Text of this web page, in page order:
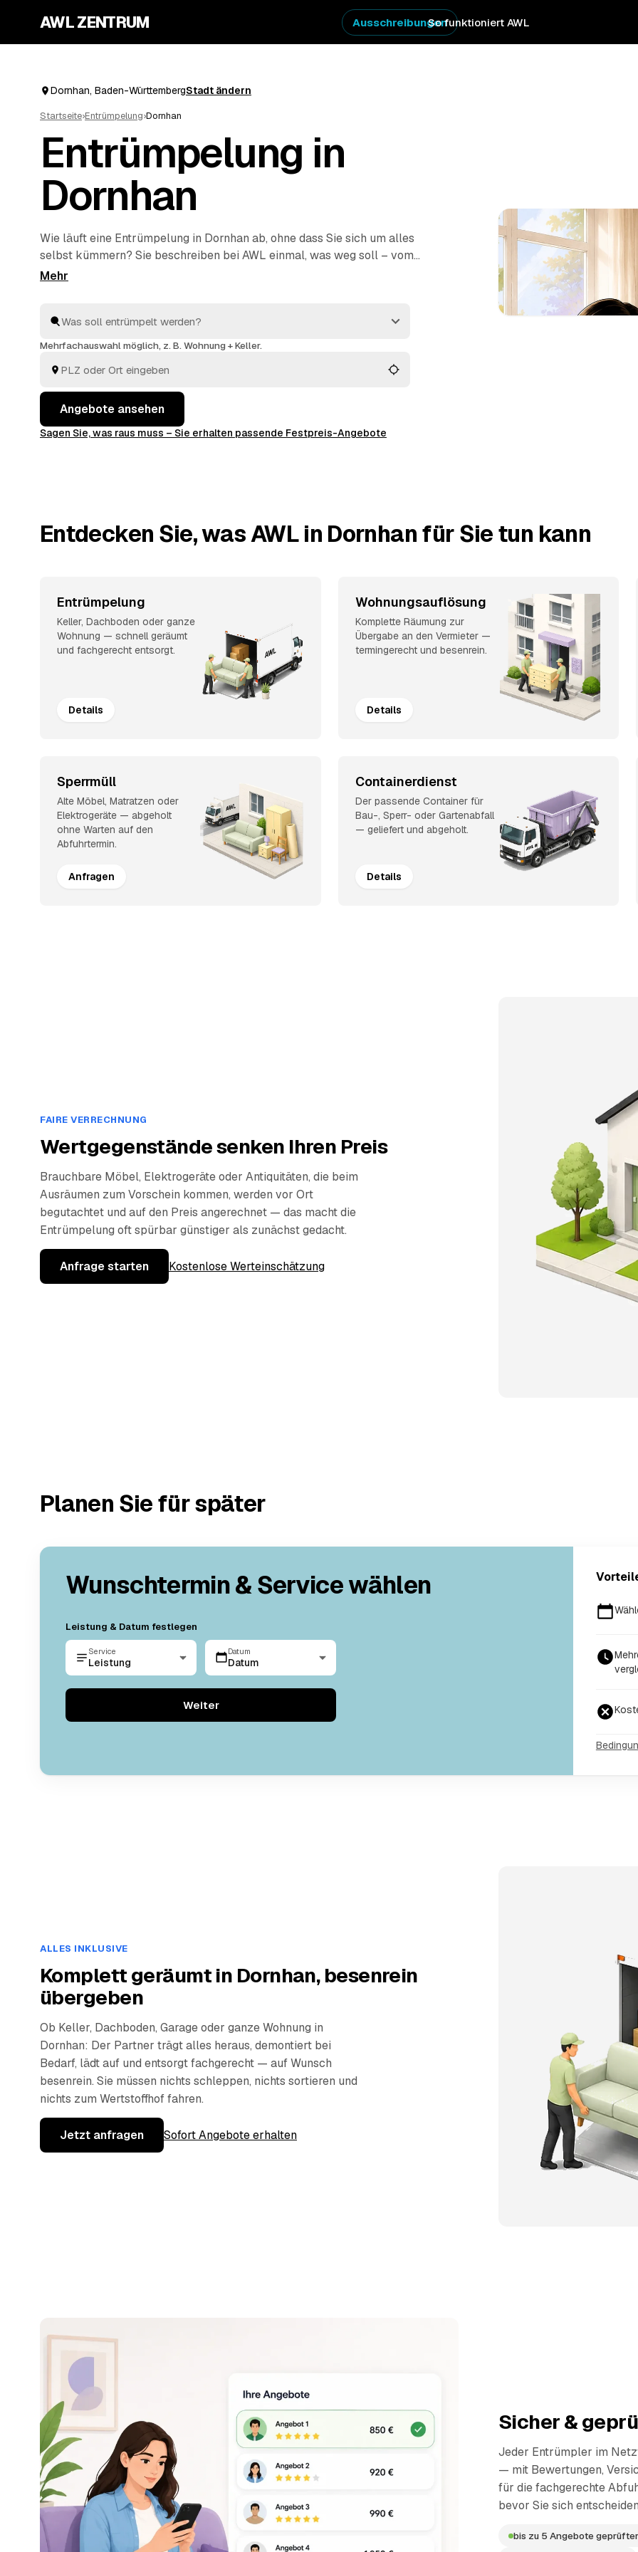
AWL ZENTRUM So funktioniert AWL
Ausschreibungen
Dornhan, Baden-WürttembergStadt ändern
Startseite›Entrümpelung›Dornhan
Entrümpelung in
Dornhan
Wie läuft eine Entrümpelung in Dornhan ab, ohne dass Sie sich um alles
selbst kümmern? Sie beschreiben bei AWL einmal, was weg soll – vom
einzelnen Keller bis zur kompletten
ausräumen, abtransportieren, fachgerecht entsorgen.
Mehrfachauswahl möglich, z. B. Wohnung + Keller.
Angebote ansehen
Sagen Sie, was raus muss – Sie erhalten passende Festpreis-Angebote
Entdecken Sie, was AWL in Dornhan für Sie tun kann
Entrümpelung
Keller, Dachboden oder ganze
Wohnung — schnell geräumt
und fachgerecht entsorgt.
Details
Wohnungsauflösung
Komplette Räumung zur
Übergabe an den Vermieter —
termingerecht und besenrein.
Details
Sperrmüll
Alte Möbel, Matratzen oder
Elektrogeräte — abgeholt
ohne Warten auf den
Abfuhrtermin.
Anfragen
Containerdienst
Der passende Container für
Bau-, Sperr- oder Gartenabfall
— geliefert und abgeholt.
Details
FAIRE VERRECHNUNG
Wertgegenstände senken Ihren Preis
Brauchbare Möbel, Elektrogeräte oder Antiquitäten, die beim
Ausräumen zum Vorschein kommen, werden vor Ort
begutachtet und auf den Preis angerechnet — das macht die
Entrümpelung oft spürbar günstiger als zunächst gedacht.
Anfrage starten Kostenlose Werteinschätzung
Planen Sie für später
Wunschtermin & Service wählen
Leistung & Datum festlegen
Service
Leistung
Datum
Datum
Weiter
ALLES INKLUSIVE
Komplett geräumt in Dornhan, besenrein
übergeben
Ob Keller, Dachboden, Garage oder ganze Wohnung in
Dornhan: Der Partner trägt alles heraus, demontiert bei
Bedarf, lädt auf und entsorgt fachgerecht — auf Wunsch
besenrein. Sie müssen nichts schleppen, nichts sortieren und
nichts zum Wertstoffhof fahren.
Jetzt anfragen Sofort Angebote erhalten
Sicher &
Jeder Entrümpler im
— mit Bewertungen,
für die fachgerechte
bevor Sie sich
bis zu 5 Angebote